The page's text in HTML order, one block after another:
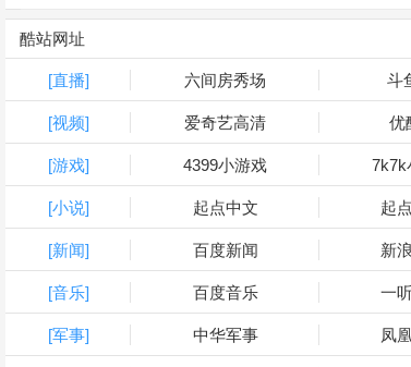
酷站网址
[直播] 六间房秀场 斗
[视频] 爱奇艺高清 优
[游戏] 4399小游戏 7k7k
[小说] 起点中文 起
[新闻] 百度新闻 新
[音乐] 百度音乐 一
[军事] 中华军事 凤